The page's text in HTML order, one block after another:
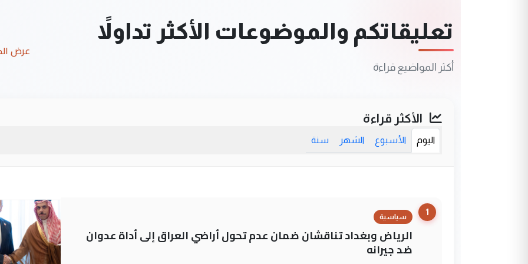
تعليقاتكم والموضوعات الأكثر تداولاً
أكثر المواضيع قراءة
عرض
الأكثر قراءة
اليوم الأسبوع الشهر سنة
1
سياسية
الرياض وبغداد تناقشان ضمان عدم تحول أراضي العراق إلى أداة عدوان
ضد جيرانه